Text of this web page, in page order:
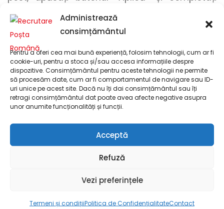
Administrează
consimțământul
Pentru a oferi cea mai bună experiență, folosim tehnologii, cum ar fi
cookie-uri, pentru a stoca și/sau accesa informațiile despre
dispozitive. Consimțământul pentru aceste tehnologii ne permite
să procesăm date, cum ar fi comportamentul de navigare sau ID-
uri unice pe acest site. Dacă nu îți dai consimțământul sau îți
retragi consimțământul dat poate avea afecte negative asupra
unor anumite funcționalități și funcții.
Acceptă
Refuză
Vezi preferințele
Termeni și condițiiPolitica de ConfidențialitateContact
formularul
adresa dumneavoastră de e-mail
și încărcați
documentele menționate anterior
Pentru încărcarea documentelor, recomandăm
formatul .pdf. Pentru a realiza o conversie din
formatul .docx în formatul .pdf, puteți utiliza
funcționalitatea de export din Microsoft Word
sau unelte online. Pentru a realiza o conversie
între formatele grafice, precum .png sau .jpg, și
formatul .pdf, utilizați unelte online.
Candidaturile se pot transmite până la
ocuparea postului, dar nu mai târziu de data
de 04.12.2026. Selecția candidaturilor se
realizează pe parcursul perioadei de publicare